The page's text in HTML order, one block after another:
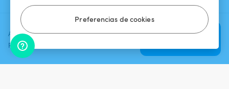
Preferencias de cookies
Agrega una fecha y un horario
para ver el precio
Verificar